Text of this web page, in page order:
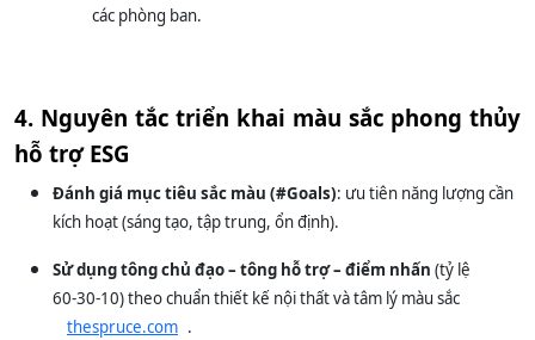
các phòng ban.
4. Nguyên tắc triển khai màu sắc phong thủy
hỗ trợ ESG
Đánh giá mục tiêu sắc màu (#Goals): ưu tiên năng lượng cần
kích hoạt (sáng tạo, tập trung, ổn định).
Sử dụng tông chủ đạo – tông hỗ trợ – điểm nhấn (tỷ lệ
60‑30‑10) theo chuẩn thiết kế nội thất và tâm lý màu sắc
thespruce.com .